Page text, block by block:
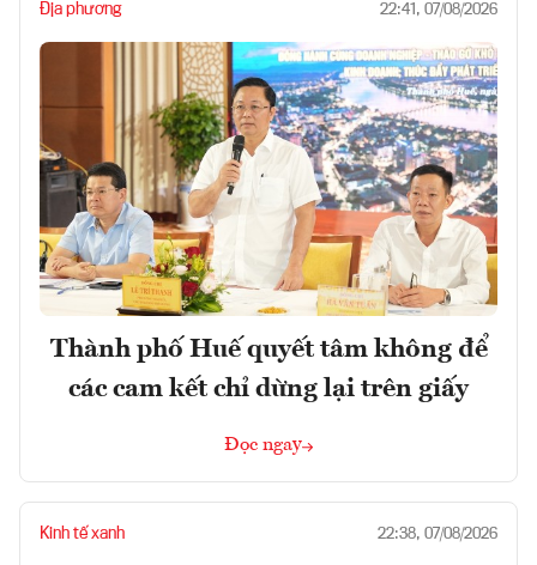
Địa phương 22:41, 07/08/2026
Thành phố Huế quyết tâm không để
các cam kết chỉ dừng lại trên giấy
Đọc ngay
Kinh tế xanh 22:38, 07/08/2026